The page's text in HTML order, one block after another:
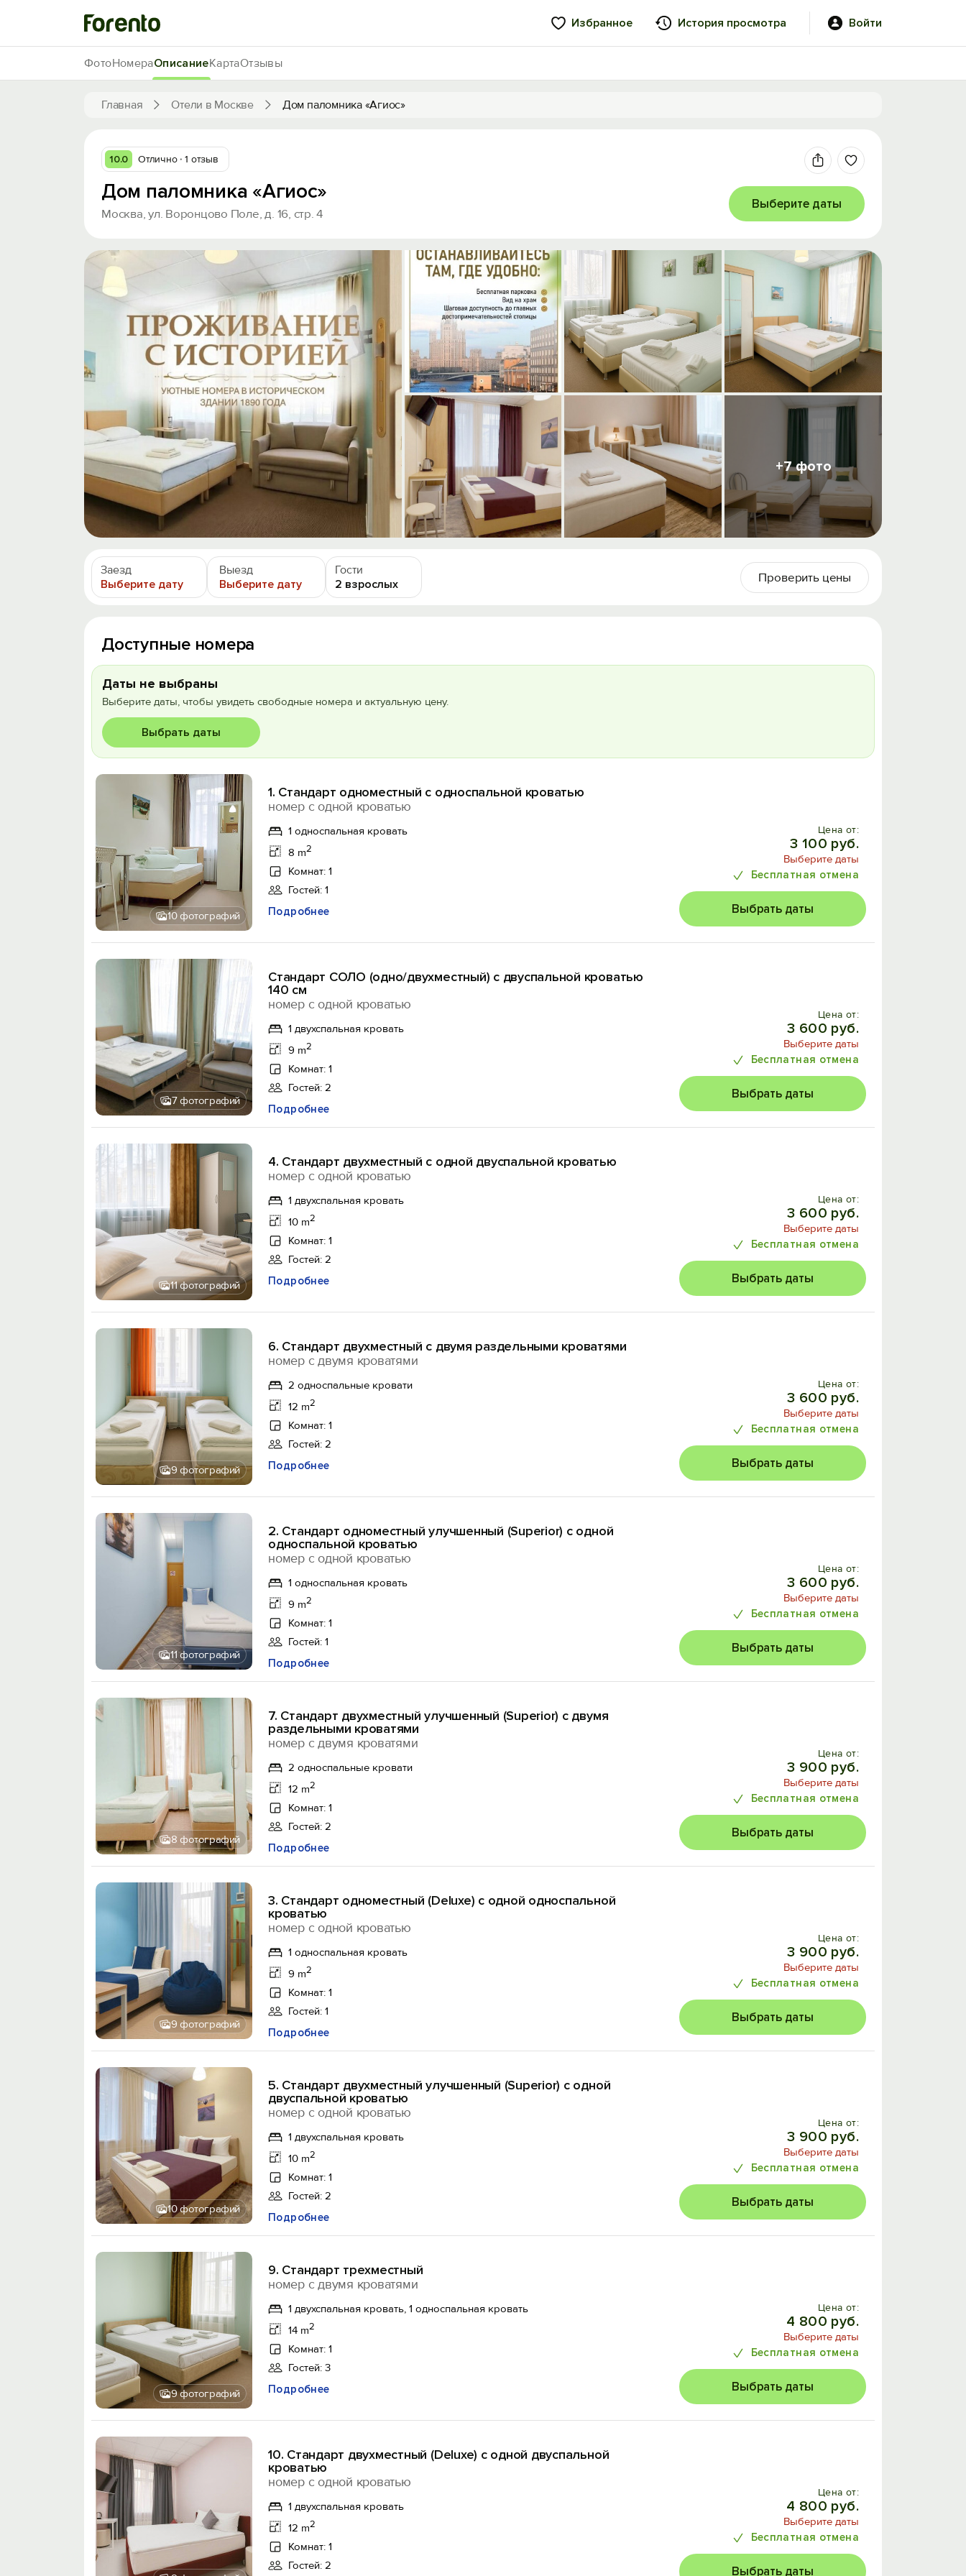
Избранное История просмотра Войти
Главная Отели в Москве Дом паломника «Агиос»
ФотоНомераОписаниеКартаОтзывы
+7 фото
10.0 Отлично 1 отзыв
Дом паломника «Агиос»
Москва, ул. Воронцово Поле, д. 16, стр. 4
Выберите даты
Заезд
Выберите дату
Выезд
Выберите дату
Гости
2 взрослых
Проверить цены
Доступные номера
Даты не выбраны
Выберите даты, чтобы увидеть свободные номера и актуальную цену.
Выбрать даты
10 фотографий
1. Стандарт одноместный с односпальной кроватью
номер с одной кроватью
1 односпальная кровать
8 m2
Комнат: 1
Гостей: 1
Подробнее
Цена от:
3 100 руб.
Выберите даты
Бесплатная отмена
Выбрать даты
7 фотографий
Стандарт СОЛО (одно/двухместный) с двуспальной кроватью
140 см
номер с одной кроватью
1 двухспальная кровать
9 m2
Комнат: 1
Гостей: 2
Подробнее
Цена от:
3 600 руб.
Выберите даты
Бесплатная отмена
Выбрать даты
11 фотографий
4. Стандарт двухместный с одной двуспальной кроватью
номер с одной кроватью
1 двухспальная кровать
10 m2
Комнат: 1
Гостей: 2
Подробнее
Цена от:
3 600 руб.
Выберите даты
Бесплатная отмена
Выбрать даты
9 фотографий
6. Стандарт двухместный с двумя раздельными кроватями
номер с двумя кроватями
2 односпальные кровати
12 m2
Комнат: 1
Гостей: 2
Подробнее
Цена от:
3 600 руб.
Выберите даты
Бесплатная отмена
Выбрать даты
11 фотографий
2. Стандарт одноместный улучшенный (Superior) с одной
односпальной кроватью
номер с одной кроватью
1 односпальная кровать
9 m2
Комнат: 1
Гостей: 1
Подробнее
Цена от:
3 600 руб.
Выберите даты
Бесплатная отмена
Выбрать даты
8 фотографий
7. Стандарт двухместный улучшенный (Superior) с двумя
раздельными кроватями
номер с двумя кроватями
2 односпальные кровати
12 m2
Комнат: 1
Гостей: 2
Подробнее
Цена от:
3 900 руб.
Выберите даты
Бесплатная отмена
Выбрать даты
9 фотографий
3. Стандарт одноместный (Deluxe) с одной односпальной
кроватью
номер с одной кроватью
1 односпальная кровать
9 m2
Комнат: 1
Гостей: 1
Подробнее
Цена от:
3 900 руб.
Выберите даты
Бесплатная отмена
Выбрать даты
10 фотографий
5. Стандарт двухместный улучшенный (Superior) с одной
двуспальной кроватью
номер с одной кроватью
1 двухспальная кровать
10 m2
Комнат: 1
Гостей: 2
Подробнее
Цена от:
3 900 руб.
Выберите даты
Бесплатная отмена
Выбрать даты
9 фотографий
9. Стандарт трехместный
номер с двумя кроватями
1 двухспальная кровать, 1 односпальная кровать
14 m2
Комнат: 1
Гостей: 3
Подробнее
Цена от:
4 800 руб.
Выберите даты
Бесплатная отмена
Выбрать даты
10. Стандарт двухместный (Deluxe) с одной двуспальной
кроватью
номер с одной кроватью
1 двухспальная кровать
12 m2
Комнат: 1
Гостей: 2
Цена от:
4 800 руб.
Выберите даты
Бесплатная отмена
Выбрать даты